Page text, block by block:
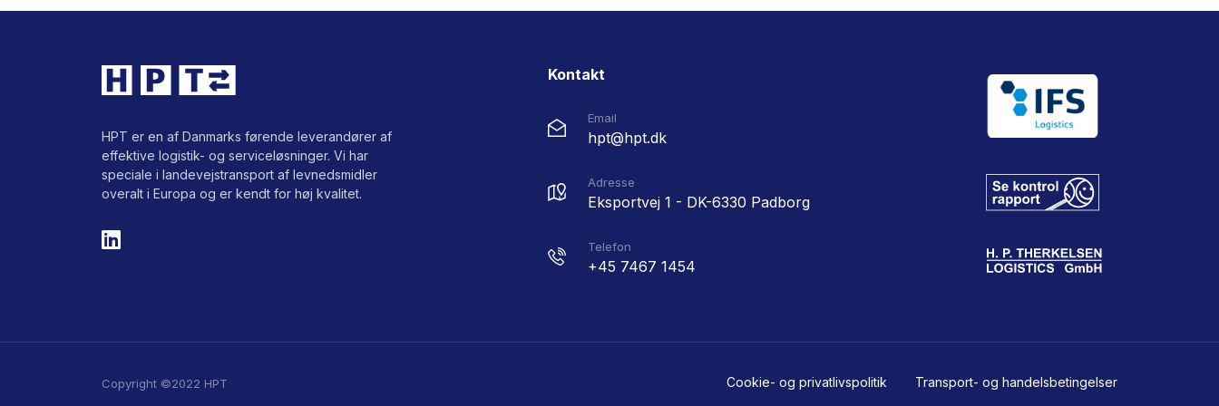
HPT er en af Danmarks førende leverandører af
effektive logistik- og serviceløsninger. Vi har
speciale i landevejstransport af levnedsmidler
overalt i Europa og er kendt for høj kvalitet.
Kontakt
Email
hpt@hpt.dk
Adresse
Eksportvej 1 - DK-6330 Padborg
Telefon
+45 7467 1454
Copyright ©2022 HPT Cookie- og privatlivspolitik Transport- og handelsbetingelser